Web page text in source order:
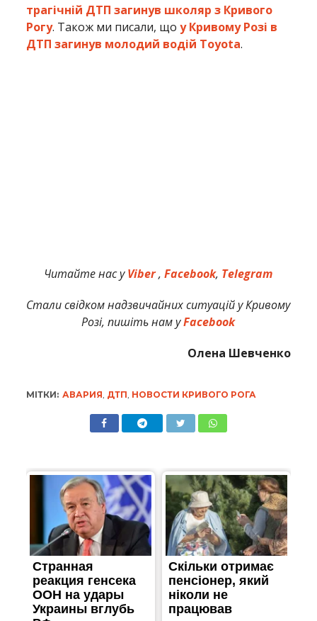
трагічній ДТП загинув школяр з Кривого
Рогу. Також ми писали, щоу Кривому Розі в
ДТП загинув молодий водій Toyota.
Читайте нас уViber,Facebook, Telegram
Стали свідком надзвичайних ситуацій у Кривому
Розі, пишіть нам уFacebook
Олена Шевченко
МІТКИ: АВАРИЯ ДТП НОВОСТИ КРИВОГО РОГА